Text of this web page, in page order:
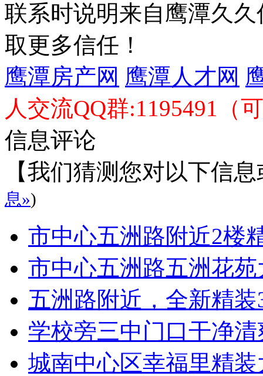
联系时说明来自鹰潭久久
取更多信任！
鹰潭房产网 鹰潭人才网
人交流QQ群:1195491（
信息评论
【我们猜测您对以下信
息»)
市中心五洲路附近2楼
市中心五洲路五洲花
五洲路附近，全新精
学校旁三中门口干净
城南中心区幸福里精